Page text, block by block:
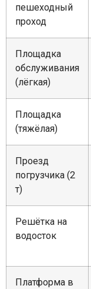
пешеходный
проход
Площадка
обслуживания
(лёгкая)
Площадка
(тяжёлая)
Проезд
погрузчика (2
т)
Решётка на
водосток
Платформа в